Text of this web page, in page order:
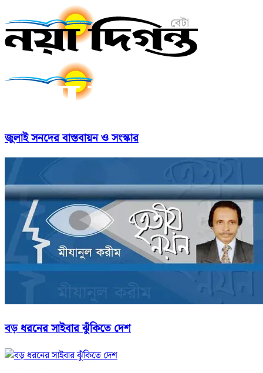
জুলাই সনদের বাস্তবায়ন ও সংস্কার
বড় ধরনের সাইবার ঝুঁকিতে দেশ